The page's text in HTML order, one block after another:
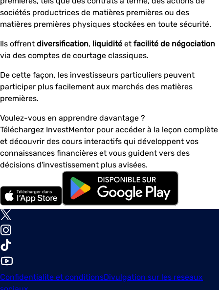
sociétés productrices de matières premières ou des
matières premières physiques stockées en toute sécurité.
Ils offrent diversification, liquidité et facilité de négociation
via des comptes de courtage classiques.
De cette façon, les investisseurs particuliers peuvent
participer plus facilement aux marchés des matières
premières.
Voulez-vous en apprendre davantage ?
Téléchargez InvestMentor pour accéder à la leçon complète
et découvrir des cours interactifs qui développent vos
connaissances financières et vous guident vers des
décisions d'investissement plus avisées.
Confidentialite et conditionsDivulgation sur les reseaux